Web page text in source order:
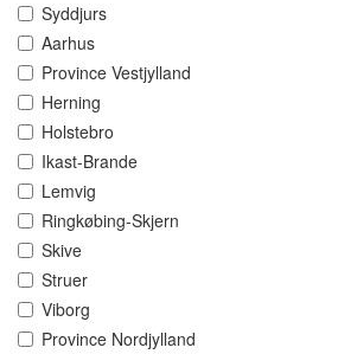
Syddjurs
Aarhus
Province Vestjylland
Herning
Holstebro
Ikast-Brande
Lemvig
Ringkøbing-Skjern
Skive
Struer
Viborg
Province Nordjylland